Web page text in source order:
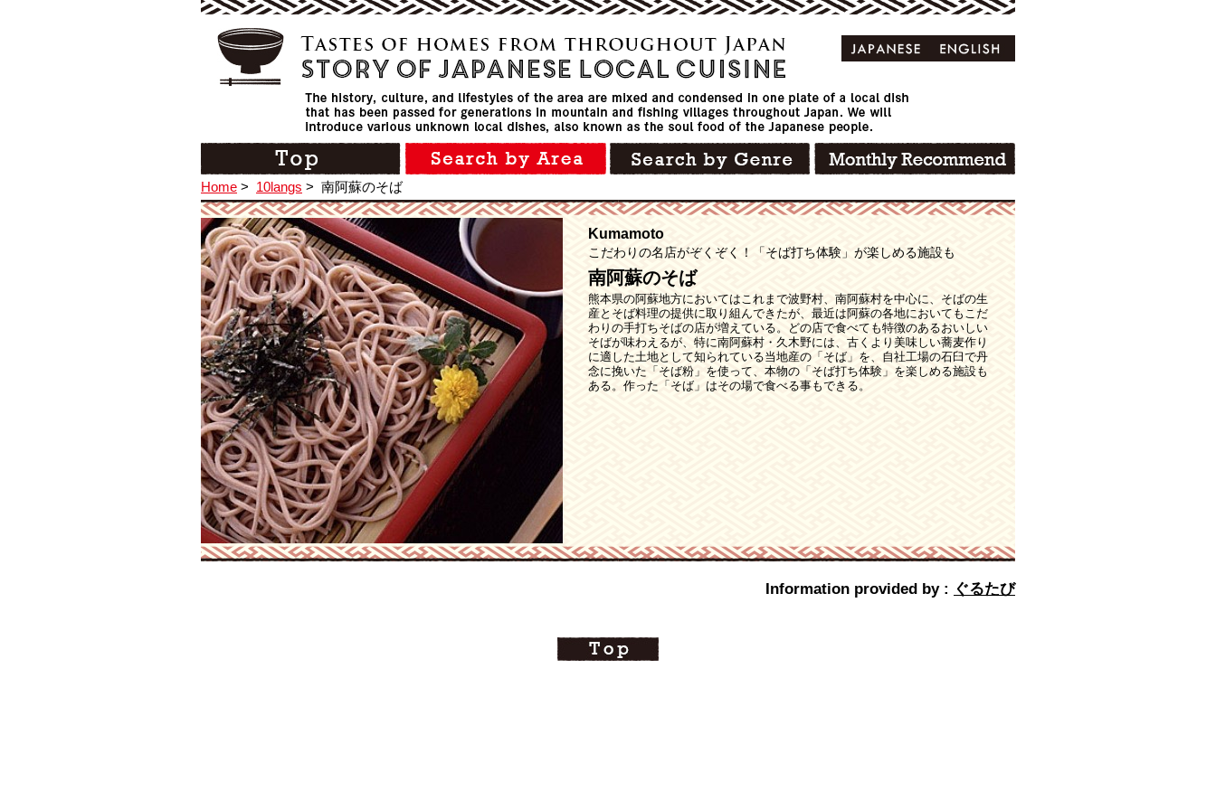
Home > 10langs > 南阿蘇のそば
Kumamoto
こだわりの名店がぞくぞく！「そば打ち体験」が楽しめる施設も
南阿蘇のそば
熊本県の阿蘇地方においてはこれまで波野村、南阿蘇村を中心に、そばの生
産とそば料理の提供に取り組んできたが、最近は阿蘇の各地においてもこだ
わりの手打ちそばの店が増えている。どの店で食べても特徴のあるおいしい
そばが味わえるが、特に南阿蘇村・久木野には、古くより美味しい蕎麦作り
に適した土地として知られている当地産の「そば」を、自社工場の石臼で丹
念に挽いた「そば粉」を使って、本物の「そば打ち体験」を楽しめる施設も
ある。作った「そば」はその場で食べる事もできる。
Information provided by : ぐるたび